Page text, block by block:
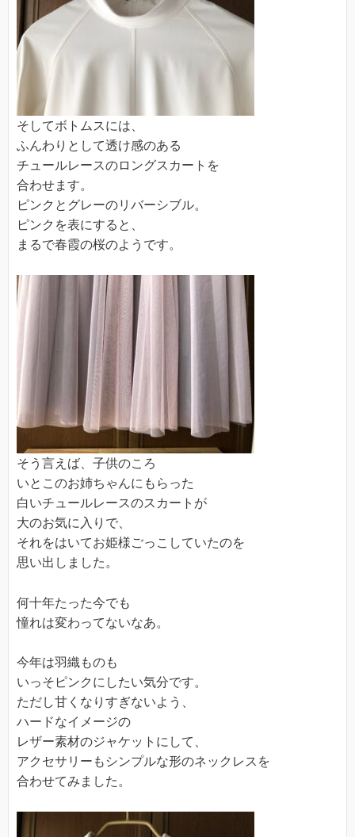
そしてボトムスには、
ふんわりとして透け感のある
チュールレースのロングスカートを
合わせます。
ピンクとグレーのリバーシブル。
ピンクを表にすると、
まるで春霞の桜のようです。
そう言えば、子供のころ
いとこのお姉ちゃんにもらった
白いチュールレースのスカートが
大のお気に入りで、
それをはいてお姫様ごっこしていたのを
思い出しました。
何十年たった今でも
憧れは変わってないなあ。
今年は羽織ものも
いっそピンクにしたい気分です。
ただし甘くなりすぎないよう、
ハードなイメージの
レザー素材のジャケットにして、
アクセサリーもシンプルな形のネックレスを
合わせてみました。